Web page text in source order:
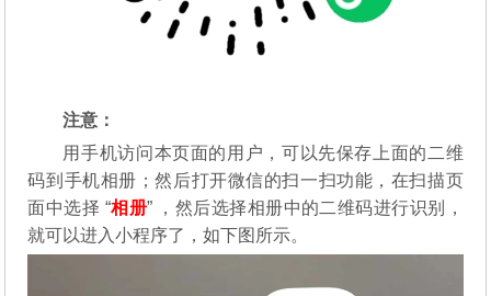
注意：
用手机访问本页面的用户，可以先保存上面的二维
码到手机相册；然后打开微信的扫一扫功能，在扫描页
面中选择 “相册” ，然后选择相册中的二维码进行识别，
就可以进入小程序了，如下图所示。